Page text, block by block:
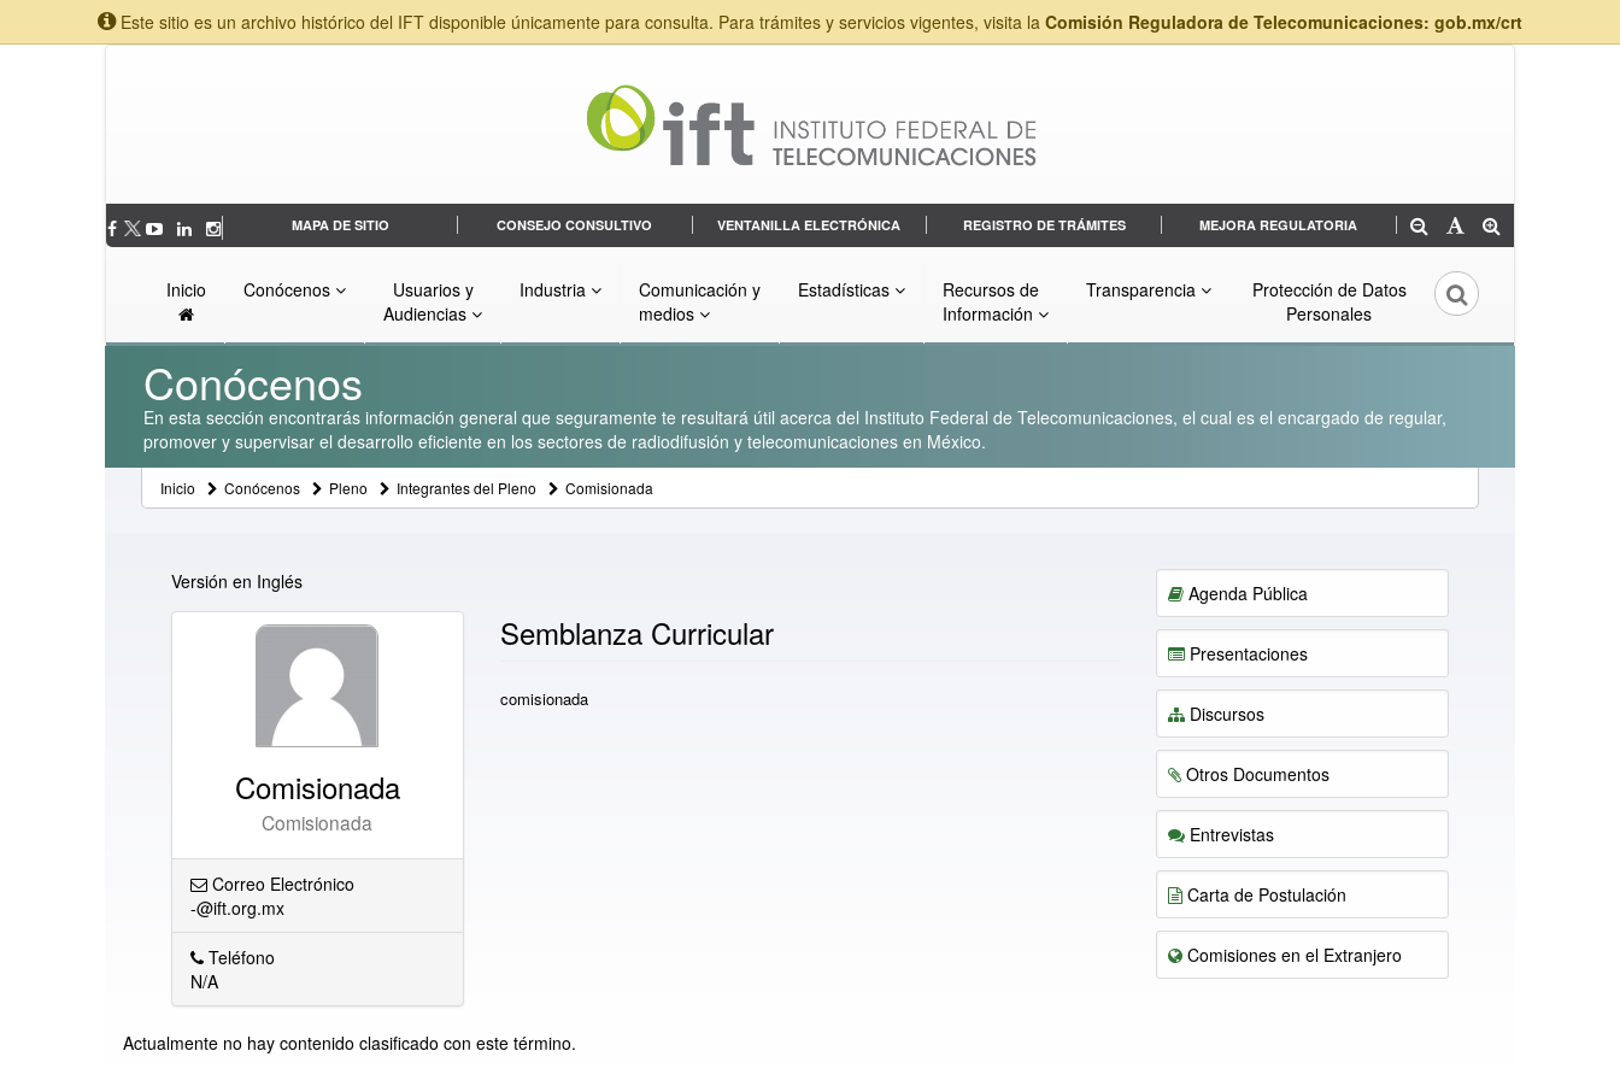
Este sitio es un archivo histórico del IFT disponible únicamente para consulta. Para trámites y servicios vigentes, visita la Comisión Reguladora de Telecomunicaciones: gob.mx/crt
MAPA DE SITIO CONSEJO CONSULTIVO VENTANILLA ELECTRÓNICA REGISTRO DE TRÁMITES MEJORA REGULATORIA
Inicio Conócenos
Usuarios y
Audiencias
Industria
Comunicación y
medios
Estadísticas
Recursos de
Información
Transparencia
Protección de Datos
Personales
Conócenos
En esta sección encontrarás información general que seguramente te resultará útil acerca del Instituto Federal de Telecomunicaciones, el cual es el encargado de regular,
promover y supervisar el desarrollo eficiente en los sectores de radiodifusión y telecomunicaciones en México.
Inicio Conócenos Pleno Integrantes del Pleno Comisionada
Versión en Inglés
Comisionada
Comisionada
Correo Electrónico
-@ift.org.mx
Teléfono
N/A
Semblanza Curricular
comisionada
Agenda Pública
Presentaciones
Discursos
Otros Documentos
Entrevistas
Carta de Postulación
Comisiones en el Extranjero
Actualmente no hay contenido clasificado con este término.